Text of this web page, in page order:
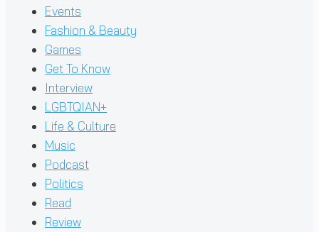
Events
Fashion & Beauty
Games
Get To Know
Interview
LGBTQIAN+
Life & Culture
Music
Podcast
Politics
Read
Review